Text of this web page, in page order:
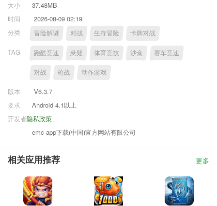
大小
37.48MB
时间
2026-08-09 02:19
分类
冒险解谜 对战 生存冒险 卡牌对战
TAG 跑酷竞速 悬疑 体育竞技 沙盒 赛车竞速
对战 枪战 动作游戏
版本
V6.3.7
要求
Android 4.1以上
隐私政策
开发者
emc app下载(中国)官方网站有限公司
相关应用推荐 更多